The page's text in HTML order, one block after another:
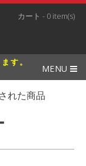
れた商品
す。
カート - 0 item(s)
MENU